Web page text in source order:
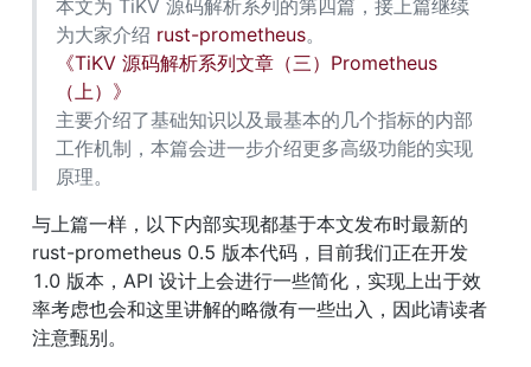
本文为 TiKV 源码解析系列的第四篇，接上篇继续
为大家介绍 rust-prometheus。
《TiKV 源码解析系列文章（三）Prometheus
（上）》
主要介绍了基础知识以及最基本的几个指标的内部
工作机制，本篇会进一步介绍更多高级功能的实现
原理。
与上篇一样，以下内部实现都基于本文发布时最新的
rust-prometheus 0.5 版本代码，目前我们正在开发
1.0 版本，API 设计上会进行一些简化，实现上出于效
率考虑也会和这里讲解的略微有一些出入，因此请读者
注意甄别。